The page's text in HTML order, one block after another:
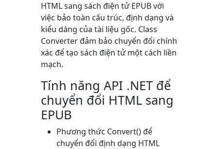
HTML sang sách điện tử EPUB với
việc bảo toàn cấu trúc, định dạng và
kiểu dáng của tài liệu gốc. Class
Converterđảm bảo chuyển đổi chính
xác để tạo sách điện tử một cách liền
mạch.
Tính năng API .NET để
chuyển đổi HTML sang
EPUB
Phương thức Convert()để
chuyển đổi định dạng HTML